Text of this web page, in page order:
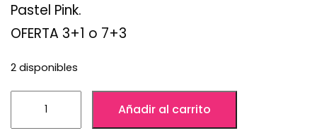
Pastel Pink.
OFERTA 3+1 o 7+3
2 disponibles
Añadir al carrito